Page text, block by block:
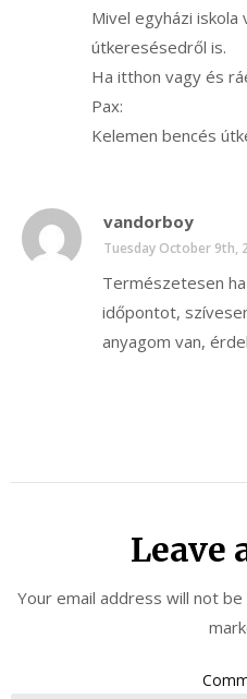
Mivel egyházi iskola
útkeresésedről is.
Ha itthon vagy és
Pax:
Kelemen bencés
vandorboy
Tuesday October 9th,
Természetesen
időpontot,
anyagom van,
Leave
Your email address will not be